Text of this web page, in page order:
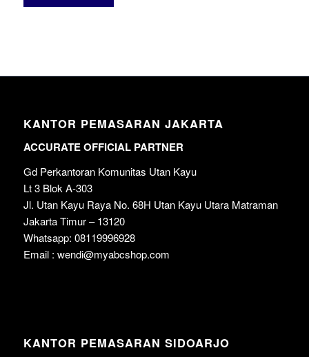
KANTOR PEMASARAN JAKARTA
ACCURATE OFFICIAL PARTNER
Gd Perkantoran Komunitas Utan Kayu
Lt 3 Blok A-303
Jl. Utan Kayu Raya No. 68H Utan Kayu Utara Matraman
Jakarta Timur – 13120
Whatsapp: 08119996928
Email : wendi@myabcshop.com
KANTOR PEMASARAN SIDOARJO